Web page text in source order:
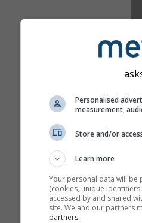
Personalised
measurement,
Store and/or
Learn more
Your personal data will
(cookies, unique
accessed by and shared
site. We and our partners
partners.